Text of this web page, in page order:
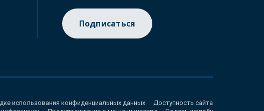
Подписаться
использования конфиденциальных данных
Доступность сайта